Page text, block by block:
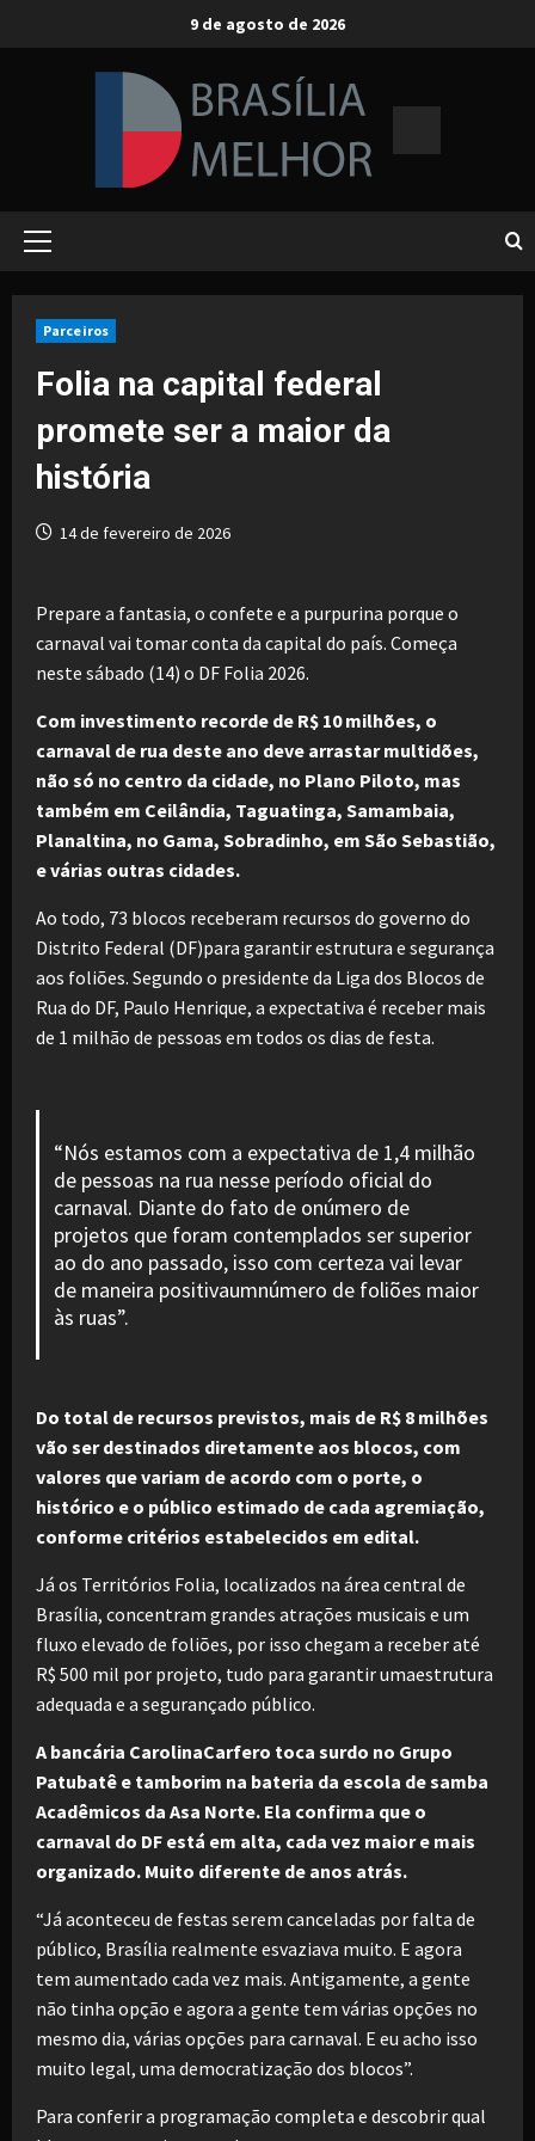
9 de agosto de 2026
Primary
Parceiros
Folia na capital federal
promete ser a maior da
história
14 de fevereiro de 2026
Prepare a fantasia, o confete e a purpurina porque o
carnaval vai tomar conta da capital do país. Começa
neste sábado (14) o DF Folia 2026.
Com investimento recorde de R$ 10 milhões, o
carnaval de rua deste ano deve arrastar multidões,
não só no centro da cidade, no Plano Piloto, mas
também em Ceilândia, Taguatinga, Samambaia,
Planaltina, no Gama, Sobradinho, em São Sebastião,
e várias outras cidades.
Ao todo, 73 blocos receberam recursos do governo do
Distrito Federal (DF)para garantir estrutura e segurança
aos foliões. Segundo o presidente da Liga dos Blocos de
Rua do DF, Paulo Henrique, a expectativa é receber mais
de 1 milhão de pessoas em todos os dias de festa.
“Nós estamos com a expectativa de 1,4 milhão
de pessoas na rua nesse período oficial do
carnaval. Diante do fato de onúmero de
projetos que foram contemplados ser superior
ao do ano passado, isso com certeza vai levar
de maneira positivaumnúmero de foliões maior
às ruas”.
Do total de recursos previstos, mais de R$ 8 milhões
vão ser destinados diretamente aos blocos, com
valores que variam de acordo com o porte, o
histórico e o público estimado de cada agremiação,
conforme critérios estabelecidos em edital.
Já os Territórios Folia, localizados na área central de
Brasília, concentram grandes atrações musicais e um
fluxo elevado de foliões, por isso chegam a receber até
R$ 500 mil por projeto, tudo para garantir umaestrutura
adequada e a segurançado público.
A bancária CarolinaCarfero toca surdo no Grupo
Patubatê e tamborim na bateria da escola de samba
Acadêmicos da Asa Norte. Ela confirma que o
carnaval do DF está em alta, cada vez maior e mais
organizado. Muito diferente de anos atrás.
“Já aconteceu de festas serem canceladas por falta de
público, Brasília realmente esvaziava muito. E agora
tem aumentado cada vez mais. Antigamente, a gente
não tinha opção e agora a gente tem várias opções no
mesmo dia, várias opções para carnaval. E eu acho isso
muito legal, uma democratização dos blocos”.
Para conferir a programação completa e descobrir qual